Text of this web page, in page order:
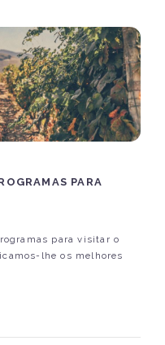
PARA
para visitar o
lhe os melhores